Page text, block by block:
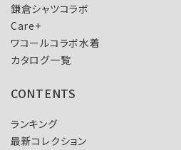
鎌倉シャツコラボ
Care+
ワコールコラボ水着
カタログ一覧
CONTENTS
ランキング
最新コレクション